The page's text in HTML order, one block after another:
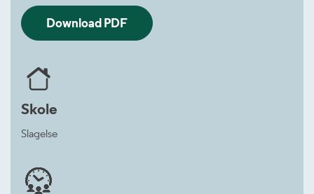
Download PDF
Skole
Slagelse